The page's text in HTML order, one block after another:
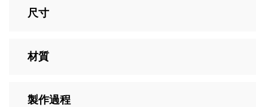
尺寸
材質
製作過程